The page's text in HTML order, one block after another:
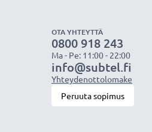
OTA YHTEYTTÄ
0800 918 243
Ma - Pe: 11:00 - 22:00
info@subtel.fi
Yhteydenottolomake
Peruuta sopimus